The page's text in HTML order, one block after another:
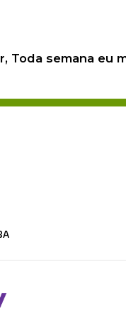
Toda semana eu